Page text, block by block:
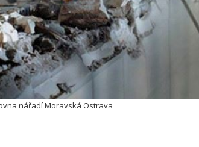
nářadí Moravská Ostrava